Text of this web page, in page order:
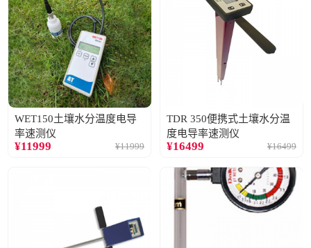
WET150土壤水分温度电导
率速测仪
¥11999 ¥11999
TDR 350便携式土壤水分温
度电导率速测仪
¥16499 ¥16499